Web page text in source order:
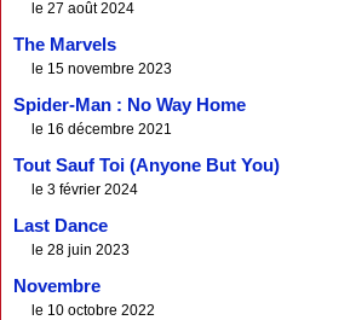
le 27 août 2024
The Marvels
le 15 novembre 2023
Spider-Man : No Way Home
le 16 décembre 2021
Tout Sauf Toi (Anyone But You)
le 3 février 2024
Last Dance
le 28 juin 2023
Novembre
le 10 octobre 2022